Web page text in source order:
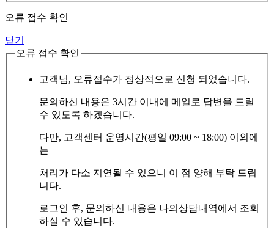
오류 접수 확인
닫기
오류 접수 확인
고객님, 오류접수가 정상적으로 신청 되었습니다.
문의하신 내용은 3시간 이내에 메일로 답변을 드릴
수 있도록 하겠습니다.
다만, 고객센터 운영시간(평일 09:00 ~ 18:00) 이외에
는
처리가 다소 지연될 수 있으니 이 점 양해 부탁 드립
니다.
로그인 후, 문의하신 내용은 나의상담내역에서 조회
하실 수 있습니다.